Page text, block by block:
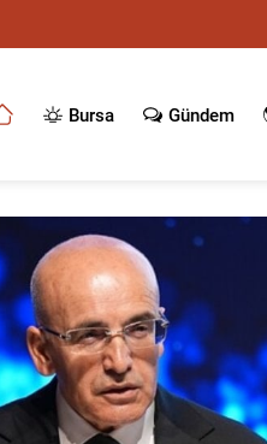
Bursa Gündem